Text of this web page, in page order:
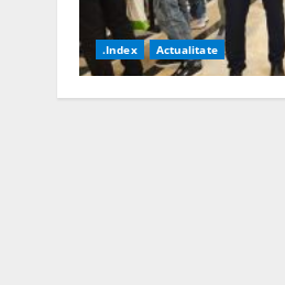
.Index Actualitate